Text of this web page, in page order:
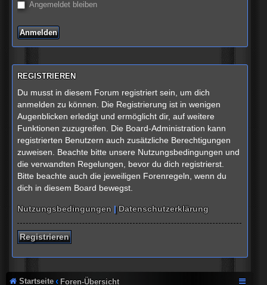
Angemeldet bleiben
REGISTRIEREN
Du musst in diesem Forum registriert sein, um dich
anmelden zu können. Die Registrierung ist in wenigen
Augenblicken erledigt und ermöglicht dir, auf weitere
Funktionen zuzugreifen. Die Board-Administration kann
registrierten Benutzern auch zusätzliche Berechtigungen
zuweisen. Beachte bitte unsere Nutzungsbedingungen und
die verwandten Regelungen, bevor du dich registrierst.
Bitte beachte auch die jeweiligen Forenregeln, wenn du
dich in diesem Board bewegst.
Nutzungsbedingungen |Datenschutzerklärung
Registrieren
Startseite Foren-Übersicht